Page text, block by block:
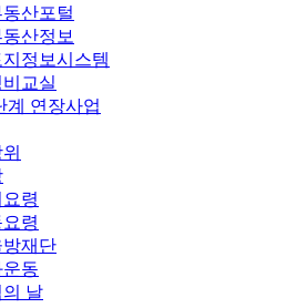
산포털
산정보
정보시스템
교실
계 연장사업
령
령
재단
동
날